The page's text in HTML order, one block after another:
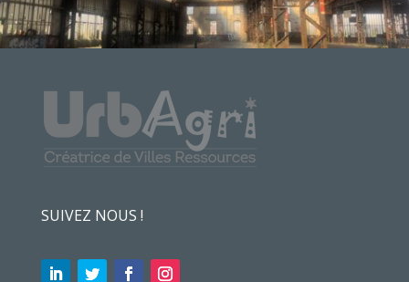
SUIVEZ NOUS !